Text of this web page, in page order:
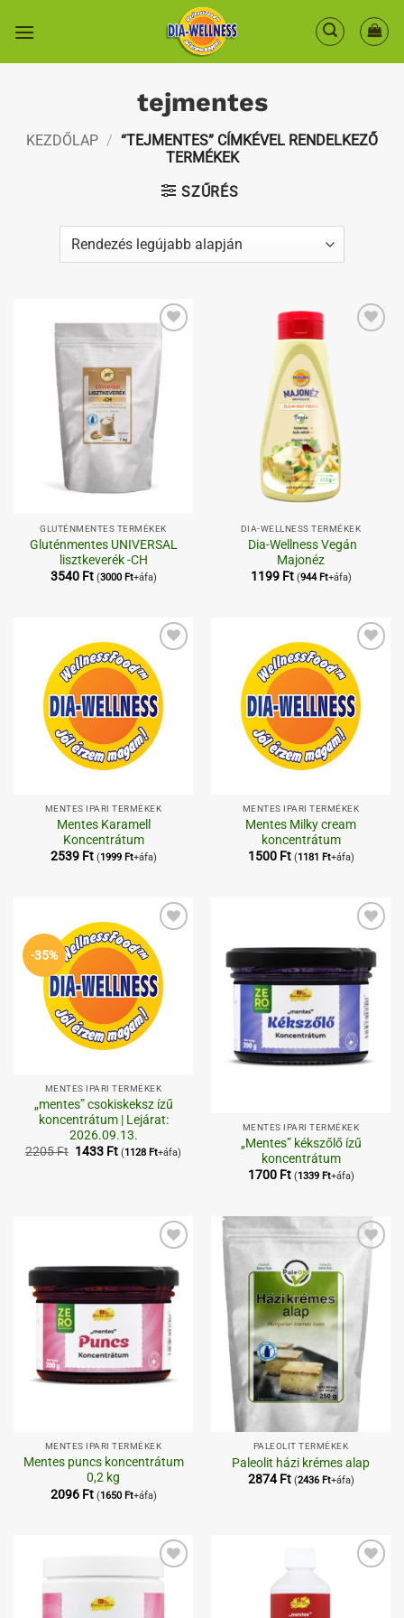
tejmentes
KEZDŐLAP / “TEJMENTES” CÍMKÉVEL RENDELKEZŐ
TERMÉKEK
SZŰRÉS
Kedvenceimhez
GLUTÉNMENTES TERMÉKEK
Gluténmentes UNIVERSAL
lisztkeverék -CH
3540 Ft (3000 Ft+áfa)
Kedvenceimhez
DIA-WELLNESS TERMÉKEK
Dia-Wellness Vegán
Majonéz
1199 Ft (944 Ft+áfa)
Kedvenceimhez
MENTES IPARI TERMÉKEK
Mentes Karamell
Koncentrátum
2539 Ft (1999 Ft+áfa)
Kedvenceimhez
MENTES IPARI TERMÉKEK
Mentes Milky cream
koncentrátum
1500 Ft (1181 Ft+áfa)
-35%
Kedvenceimhez
MENTES IPARI TERMÉKEK
„mentes” csokiskeksz ízű
koncentrátum | Lejárat:
2026.09.13.
2205Ft Original
1433 FtCurrent
price
(1128 Ft+áfa)
MENTES IPARI TERMÉKEK
„Mentes” kékszőlő ízű
koncentrátum
1700 Ft (1339 Ft+áfa)
MENTES IPARI TERMÉKEK
Mentes puncs koncentrátum
0,2 kg
2096 Ft (1650 Ft+áfa)
Kedvenceimhez
PALEOLIT TERMÉKEK
Paleolit házi krémes alap
2874Ft (2436 Ft+áfa)
Kedvenceimhez Kedvenceimhez